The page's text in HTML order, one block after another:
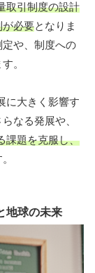
取引制度の設計
が必要となりま
や、制度への
。
に大きく影響す
なる発展や、
課題を克服し、
地球の未来